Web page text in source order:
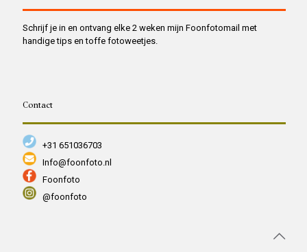
Schrijf je in en ontvang elke 2 weken mijn Foonfotomail met
handige tips en toffe fotoweetjes.
Contact
+31 651036703
Info@foonfoto.nl
Foonfoto
@foonfoto